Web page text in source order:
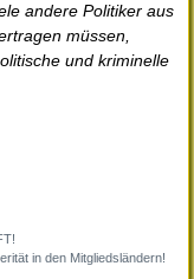
andere Politiker aus
müssen,
und kriminelle
in den Mitgliedsländern!